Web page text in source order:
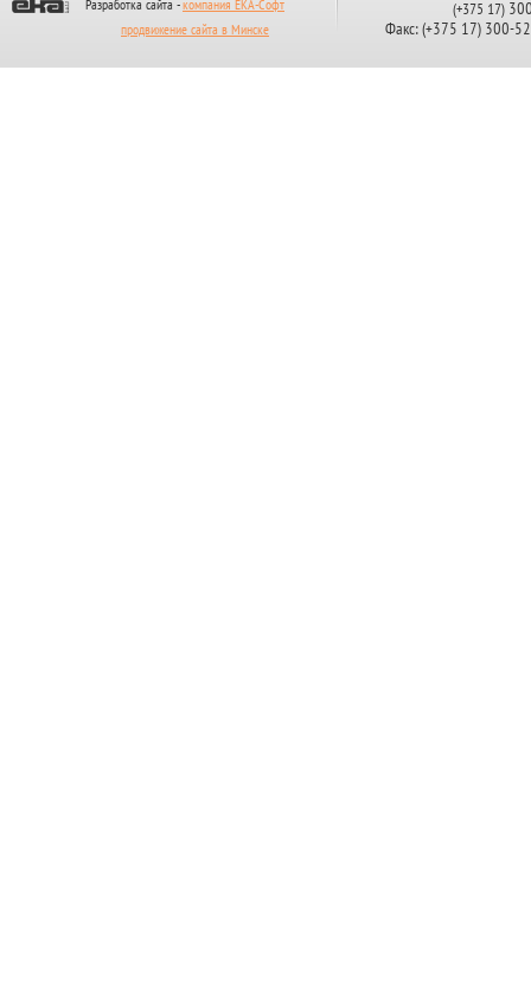
Разработка сайта - компания ЕКА-Софт
продвижение сайта в Минске
(+375 17)
Факс: (+375 17) 300-